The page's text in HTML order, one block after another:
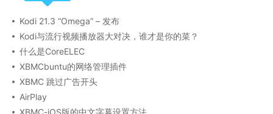
Kodi 21.3 “Omega” – 发布
Kodi与流行视频播放器大对决，谁才是你的菜？
什么是CoreELEC
XBMCbuntu的网络管理插件
XBMC 跳过广告开头
AirPlay
XBMC-iOS版的中文字幕设置方法